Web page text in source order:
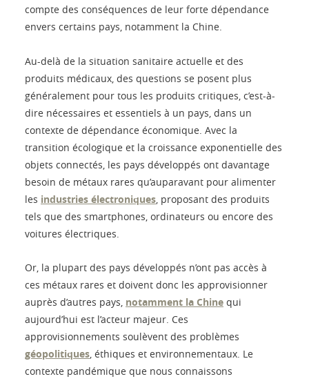
compte des conséquences de leur forte dépendance
envers certains pays, notamment la Chine.
Au-delà de la situation sanitaire actuelle et des
produits médicaux, des questions se posent plus
généralement pour tous les produits critiques, c’est-à-
dire nécessaires et essentiels à un pays, dans un
contexte de dépendance économique. Avec la
transition écologique et la croissance exponentielle des
objets connectés, les pays développés ont davantage
besoin de métaux rares qu’auparavant pour alimenter
les industries électroniques, proposant des produits
tels que des smartphones, ordinateurs ou encore des
voitures électriques.
Or, la plupart des pays développés n’ont pas accès à
ces métaux rares et doivent donc les approvisionner
auprès d’autres pays, notamment la Chine qui
aujourd’hui est l’acteur majeur. Ces
approvisionnements soulèvent des problèmes
géopolitiques, éthiques et environnementaux. Le
contexte pandémique que nous connaissons